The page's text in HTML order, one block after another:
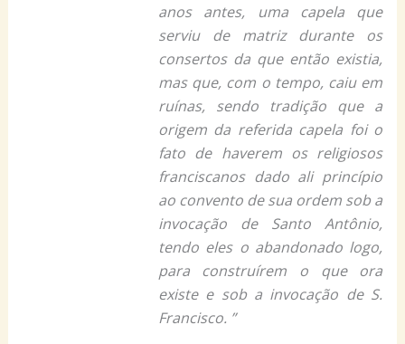
anos antes, uma capela que
serviu de matriz durante os
consertos da que então existia,
mas que, com o tempo, caiu em
ruínas, sendo tradição que a
origem da referida capela foi o
fato de haverem os religiosos
franciscanos dado ali princípio
ao convento de sua ordem sob a
invocação de Santo Antônio,
tendo eles o abandonado logo,
para construírem o que ora
existe e sob a invocação de S.
Francisco. ”